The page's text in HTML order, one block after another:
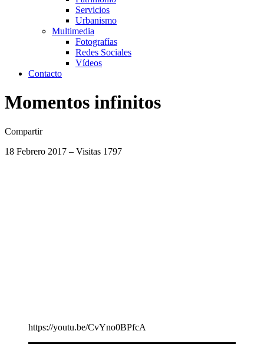
Servicios
Urbanismo
Multimedia
Fotografías
Redes Sociales
Vídeos
Contacto
Momentos infinitos
Compartir
18 Febrero 2017 – Visitas 1797
https://youtu.be/CvYno0BPfcA